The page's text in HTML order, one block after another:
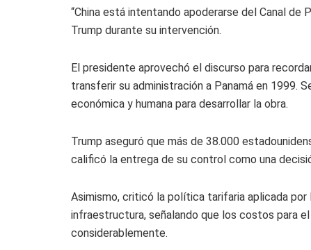
“China está intentando apoderarse del Canal de
Trump durante su intervención.
El presidente aprovechó el discurso para
transferir su administración a Panamá en 1999.
económica y humana para desarrollar la obra.
Trump aseguró que más de 38.000
calificó la entrega de su control como una
Asimismo, criticó la política tarifaria aplicada por
infraestructura, señalando que los costos para
considerablemente.